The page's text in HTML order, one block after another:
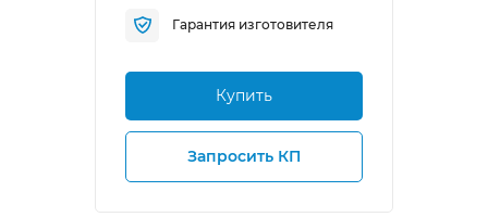
Гарантия изготовителя
Купить
Запросить КП